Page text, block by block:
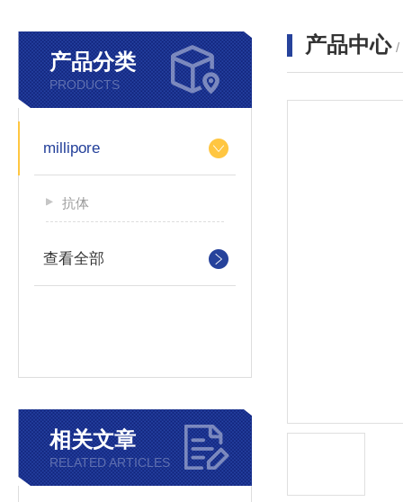
产品分类
PRODUCTS
millipore
抗体
查看全部
相关文章
RELATED ARTICLES
产品中心 /